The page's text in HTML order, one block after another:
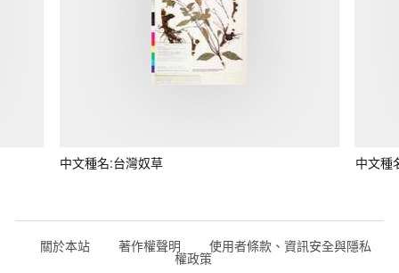
中文種名:台灣奴草 中文種
關於本站 著作權聲明 使用者條款、資訊安全與隱私
權政策